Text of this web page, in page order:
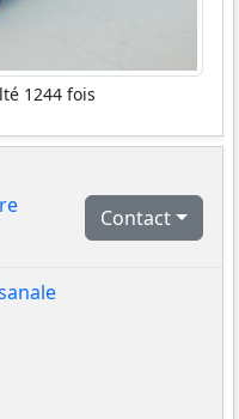
1244 fois
Contact